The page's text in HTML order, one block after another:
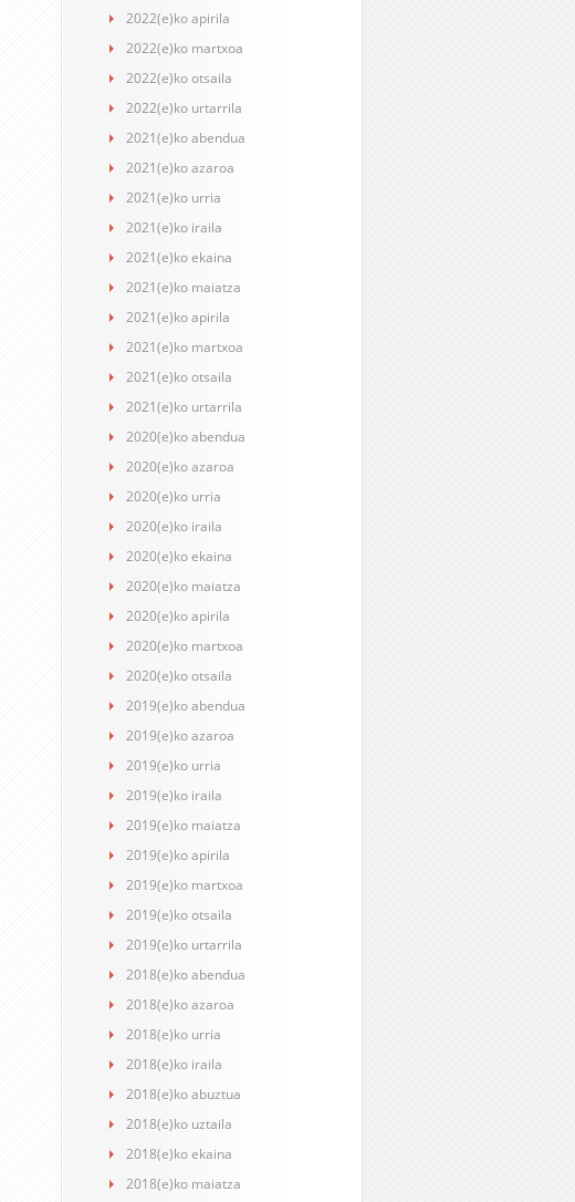
2022(e)ko apirila
2022(e)ko martxoa
2022(e)ko otsaila
2022(e)ko urtarrila
2021(e)ko abendua
2021(e)ko azaroa
2021(e)ko urria
2021(e)ko iraila
2021(e)ko ekaina
2021(e)ko maiatza
2021(e)ko apirila
2021(e)ko martxoa
2021(e)ko otsaila
2021(e)ko urtarrila
2020(e)ko abendua
2020(e)ko azaroa
2020(e)ko urria
2020(e)ko iraila
2020(e)ko ekaina
2020(e)ko maiatza
2020(e)ko apirila
2020(e)ko martxoa
2020(e)ko otsaila
2019(e)ko abendua
2019(e)ko azaroa
2019(e)ko urria
2019(e)ko iraila
2019(e)ko maiatza
2019(e)ko apirila
2019(e)ko martxoa
2019(e)ko otsaila
2019(e)ko urtarrila
2018(e)ko abendua
2018(e)ko azaroa
2018(e)ko urria
2018(e)ko iraila
2018(e)ko abuztua
2018(e)ko uztaila
2018(e)ko ekaina
2018(e)ko maiatza